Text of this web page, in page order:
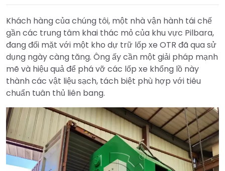
Khách hàng của chúng tôi, một nhà vận hành tái chế
gần các trung tâm khai thác mỏ của khu vực Pilbara,
đang đối mặt với một kho dự trữ lốp xe OTR đã qua sử
dụng ngày càng tăng. Ông ấy cần một giải pháp mạnh
mẽ và hiệu quả để phá vỡ các lốp xe khổng lồ này
thành các vật liệu sạch, tách biệt phù hợp với tiêu
chuẩn tuân thủ liên bang.